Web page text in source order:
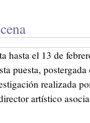
hasta el 13 de
puesta, postergada
realizada
artístico